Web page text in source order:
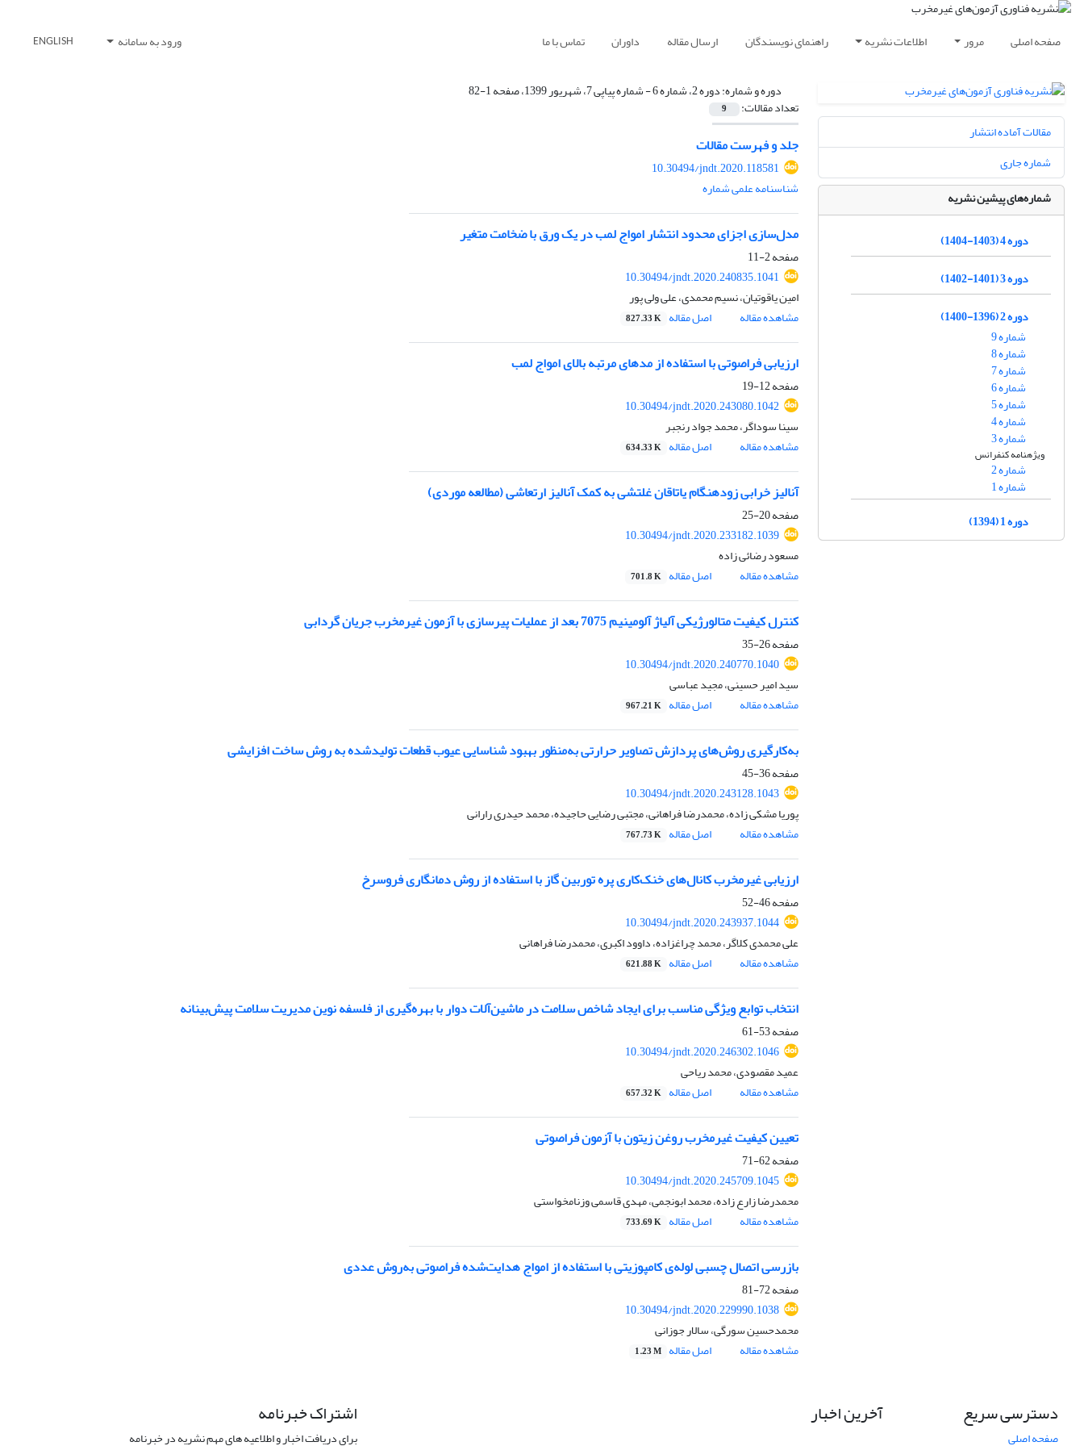
صفحه اصلی مرور اطلاعات نشریه راهنمای نویسندگان ارسال مقاله داوران تماس با ما ورود به سامانه ENGLISH
دوره و شماره:دوره 2، شماره 6 - شماره پیاپی 7، شهریور 1399، صفحه 1-82
تعداد مقالات: 9
جلد و فهرست مقالات
10.30494/jndt.2020.118581
شناسنامه علمی شماره
مدل‌سازی اجزای محدود انتشار امواج لمب در یک ورق با ضخامت متغیر
صفحه2-11
10.30494/jndt.2020.240835.1041
امین یاقوتیان، نسیم محمدی، علی ولی پور
مشاهده مقاله
اصل مقاله 827.33 K
ارزیابی فراصوتی با استفاده از مدهای مرتبه بالای امواج لمب
صفحه12-19
10.30494/jndt.2020.243080.1042
سینا سوداگر، محمد جواد رنجبر
مشاهده مقاله
اصل مقاله 634.33 K
آنالیز خرابی زودهنگام یاتاقان غلتشی به کمک آنالیز ارتعاشی (مطالعه موردی)
صفحه20-25
10.30494/jndt.2020.233182.1039
مسعود رضائی زاده
مشاهده مقاله
اصل مقاله 701.8 K
کنترل کیفیت متالورژیکی آلیاژ آلومینیم 7075 بعد از عملیات پیرسازی با آزمون غیرمخرب جریان گردابی
صفحه26-35
10.30494/jndt.2020.240770.1040
سید امیر حسینی، مجید عباسی
مشاهده مقاله
اصل مقاله 967.21 K
به‌کارگیری روش‌های پردازش تصاویر حرارتی به‌منظور بهبود شناسایی عیوب قطعات تولیدشده به روش ساخت افزایشی
صفحه36-45
10.30494/jndt.2020.243128.1043
پوریا مشکی زاده، محمدرضا فراهانی، مجتبی رضایی حاجیده، محمد حیدری رارانی
مشاهده مقاله
اصل مقاله 767.73 K
ارزیابی غیرمخرب کانال‌های خنک‌کاری پره توربین گاز با استفاده از روش دمانگاری فروسرخ
صفحه46-52
10.30494/jndt.2020.243937.1044
علی محمدی کلاگر، محمد چراغزاده، داوود اکبری، محمدرضا فراهانی
مشاهده مقاله
اصل مقاله 621.88 K
انتخاب توابع ویژگی مناسب برای ایجاد شاخص سلامت در ماشین‌آلات دوار با بهره‌گیری از فلسفه نوین مدیریت سلامت پیش‌بینانه
صفحه53-61
10.30494/jndt.2020.246302.1046
عمید مقصودی، محمد ریاحی
مشاهده مقاله
اصل مقاله 657.32 K
تعیین کیفیت غیرمخرب روغن زیتون با آزمون فراصوتی
صفحه62-71
10.30494/jndt.2020.245709.1045
محمدرضا زارع زاده، محمد ابونجمی، مهدی قاسمی وزنامخواستی
مشاهده مقاله
اصل مقاله 733.69 K
بازرسی اتصال چسبی لوله‌ی کامپوزیتی با استفاده از امواج هدایت‌شده فراصوتی به‌روش عددی
صفحه72-81
10.30494/jndt.2020.229990.1038
محمدحسین سورگی، سالار جوزانی
مشاهده مقاله
اصل مقاله 1.23 M
مقالات آماده انتشار
شماره جاری
شماره‌های پیشین نشریه
دوره 4 (1403-1404)
دوره 3 (1401-1402)
دوره 2 (1396-1400)
شماره 9
شماره 8
شماره 7
شماره 6
شماره 5
شماره 4
شماره 3
ویژه‎نامه کنفرانس
شماره 2
شماره 1
دوره 1 (1394)
دسترسی سریع
صفحه اصلی
آخرین اخبار اشتراک خبرنامه
برای دریافت اخبار و اطلاعیه های مهم نشریه در خبرنامه